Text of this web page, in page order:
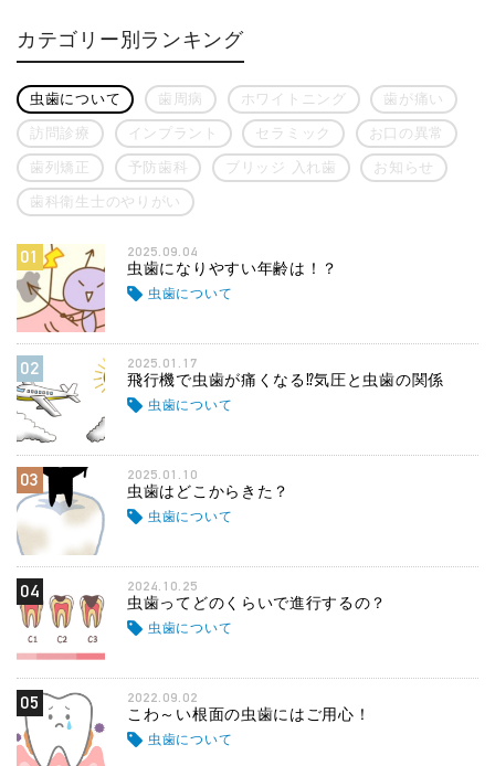
カテゴリー別ランキング
虫歯について 歯周病 ホワイトニング 歯が痛い
訪問診療 インプラント セラミック お口の異常
歯列矯正 予防歯科 ブリッジ 入れ歯 お知らせ
歯科衛生士のやりがい
01 2025.09.04
虫歯になりやすい年齢は！？
虫歯について
02 2025.01.17
飛行機で虫歯が痛くなる⁉気圧と虫歯の関係
虫歯について
03 2025.01.10
虫歯はどこからきた？
虫歯について
04 2024.10.25
虫歯ってどのくらいで進行するの？
虫歯について
05 2022.09.02
こわ～い根面の虫歯にはご用心！
虫歯について